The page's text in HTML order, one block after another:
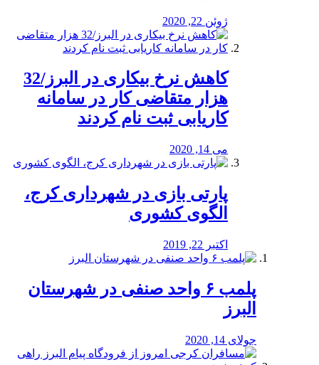
ژوئن 22, 2020
کاهش نرخ بیکاری در البرز/32
هزار متقاضی کار در سامانه
کاریابی ثبت نام کردند
می 14, 2020
پارتی بازی در شهرداری کرج،
الگوی کشوری
اکتبر 22, 2019
پلمب ۶ واحد صنفی در شهرستان
البرز
جولای 14, 2020